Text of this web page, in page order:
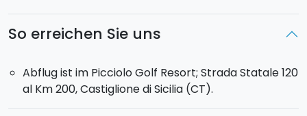
für 1 Person . Falls noch andere Passagiere an Bord
sind, so wird nach einem Datum gesucht, zu dem alle
Treffpunkt: Abflug ist in Castiglione di Sicilia
(Catania).
So erreichen Sie uns
Abflug ist im Picciolo Golf Resort; Strada Statale 120
al Km 200, Castiglione di Sicilia (CT).